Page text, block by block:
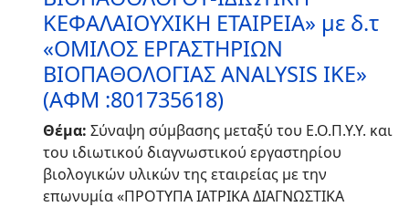
ΚΕΦΑΛΑΙΟΥΧΙΚΗ ΕΤΑΙΡΕΙΑ» με δ.τ
«ΟΜΙΛΟΣ ΕΡΓΑΣΤΗΡΙΩΝ
ΒΙΟΠΑΘΟΛΟΓΙΑΣ ANALYSIS ΙΚΕ»
(ΑΦΜ :801735618)
Θέμα: Σύναψη σύμβασης μεταξύ του Ε.Ο.Π.Υ.Υ. και
του ιδιωτικού διαγνωστικού εργαστηρίου
βιολογικών υλικών της εταιρείας με την
επωνυμία «ΠΡΟΤΥΠΑ ΙΑΤΡΙΚΑ ΔΙΑΓΝΩΣΤΙΚΑ